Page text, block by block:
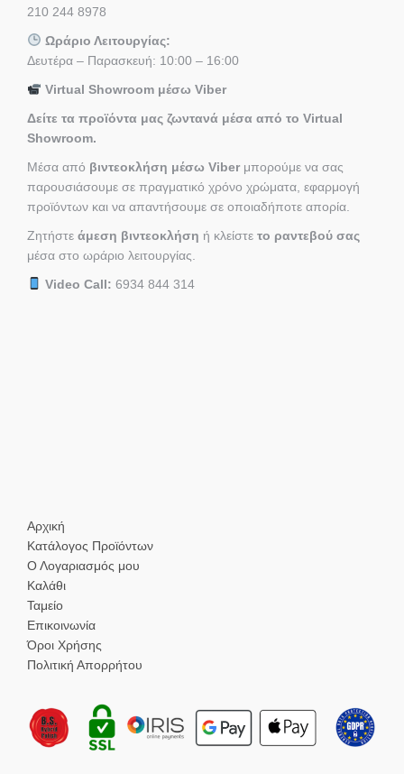
210 244 8978
Ωράριο Λειτουργίας:
Δευτέρα – Παρασκευή: 10:00 – 16:00
Virtual Showroom μέσω Viber
Δείτε τα προϊόντα μας ζωντανά μέσα από το Virtual
Showroom.
Μέσα από βιντεοκλήση μέσω Viber μπορούμε να σας
παρουσιάσουμε σε πραγματικό χρόνο χρώματα, εφαρμογή
προϊόντων και να απαντήσουμε σε οποιαδήποτε απορία.
Ζητήστε άμεση βιντεοκλήση ή κλείστε το ραντεβού σας
μέσα στο ωράριο λειτουργίας.
Video Call: 6934 844 314
Αρχική
Κατάλογος Προϊόντων
Ο Λογαριασμός μου
Καλάθι
Ταμείο
Επικοινωνία
Όροι Χρήσης
Πολιτική Απορρήτου